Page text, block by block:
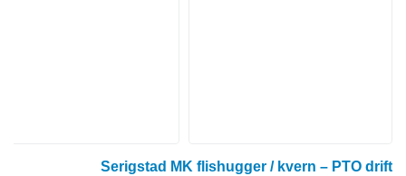
Serigstad MK flishugger / kvern – PTO drift